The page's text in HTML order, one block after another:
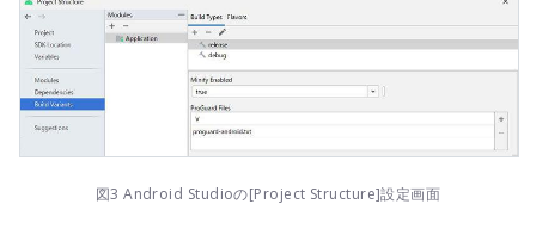
図3 Android Studioの[Project Structure]設定画面